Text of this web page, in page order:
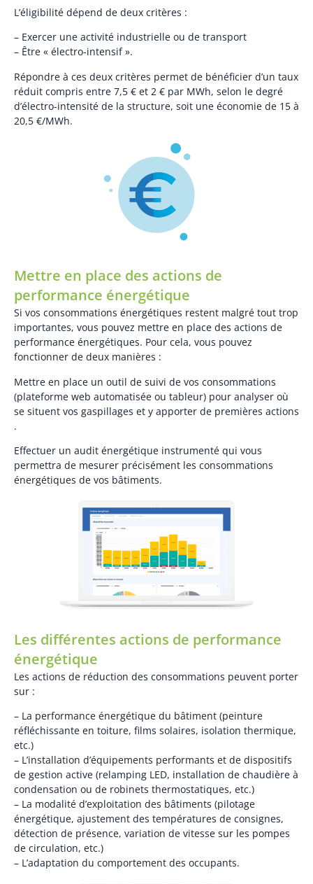
L’éligibilité dépend de deux critères :
– Exercer une activité industrielle ou de transport
– Être « électro-intensif ».
Répondre à ces deux critères permet de bénéficier d’un taux
réduit compris entre 7,5 € et 2 € par MWh, selon le degré
d’électro-intensité de la structure, soit une économie de 15 à
20,5 €/MWh.
Mettre en place des actions de
performance énergétique
Si vos consommations énergétiques restent malgré tout trop
importantes, vous pouvez mettre en place des actions de
performance énergétiques. Pour cela, vous pouvez
fonctionner de deux manières :
Mettre en place un outil de suivi de vos consommations
(plateforme web automatisée ou tableur) pour analyser où
se situent vos gaspillages et y apporter de premières actions
.
Effectuer un audit énergétique instrumenté qui vous
permettra de mesurer précisément les consommations
énergétiques de vos bâtiments.
Les différentes actions de performance
énergétique
Les actions de réduction des consommations peuvent porter
sur :
– La performance énergétique du bâtiment (peinture
réfléchissante en toiture, films solaires, isolation thermique,
etc.)
– L’installation d’équipements performants et de dispositifs
de gestion active (relamping LED, installation de chaudière à
condensation ou de robinets thermostatiques, etc.)
– La modalité d’exploitation des bâtiments (pilotage
énergétique, ajustement des températures de consignes,
détection de présence, variation de vitesse sur les pompes
de circulation, etc.)
– L’adaptation du comportement des occupants.